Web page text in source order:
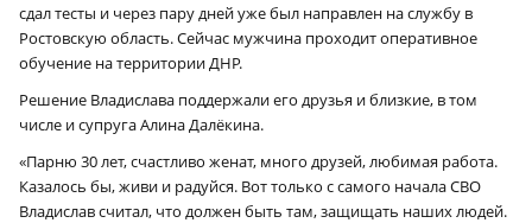
сдал тесты и через пару дней уже был направлен на службу в
Ростовскую область. Сейчас мужчина проходит оперативное
обучение на территории ДНР.
Решение Владислава поддержали его друзья и близкие, в том
числе и супруга Алина Далёкина.
«Парню 30 лет, счастливо женат, много друзей, любимая работа.
Казалось бы, живи и радуйся. Вот только с самого начала СВО
Владислав считал, что должен быть там, защищать наших людей.